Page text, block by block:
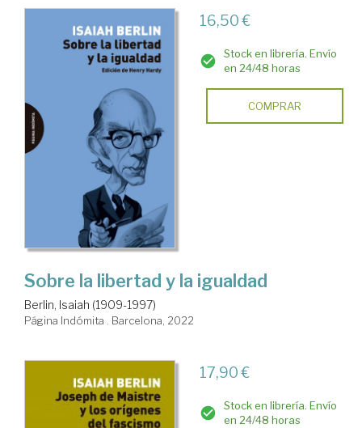
16,50 €
Stock en librería. Envío
en 24/48 horas
COMPRAR
Sobre la libertad y la igualdad
Berlin, Isaiah (1909-1997)
Página Indómita . Barcelona, 2022
17,90 €
Stock en librería. Envío
en 24/48 horas